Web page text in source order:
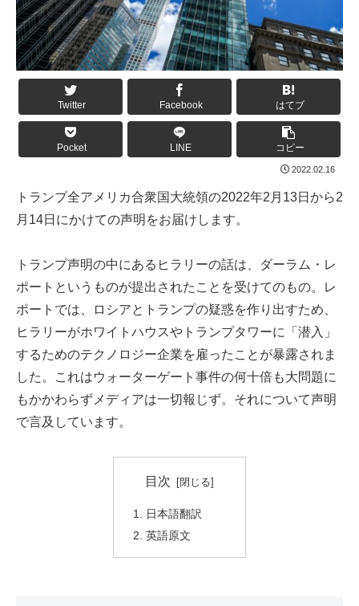
Twitter Facebook はてブ
Pocket LINE コピー
2022.02.16
トランプ全アメリカ合衆国大統領の2022年2月13日から2
月14日にかけての声明をお届けします。
トランプ声明の中にあるヒラリーの話は、ダーラム・レ
ポートというものが提出されたことを受けてのもの。レ
ポートでは、ロシアとトランプの疑惑を作り出すため、
ヒラリーがホワイトハウスやトランプタワーに「潜入」
するためのテクノロジー企業を雇ったことが暴露されま
した。これはウォーターゲート事件の何十倍も大問題に
もかかわらずメディアは一切報じず。それについて声明
で言及しています。
目次
日本語翻訳
英語原文